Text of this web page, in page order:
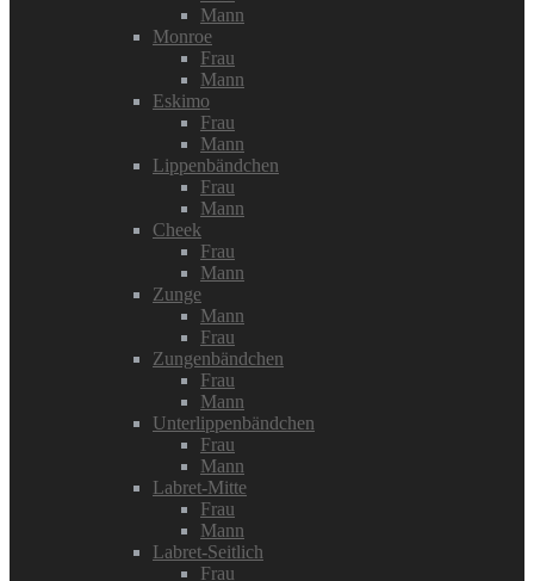
Mann
Monroe
Frau
Mann
Eskimo
Frau
Mann
Lippenbändchen
Frau
Mann
Cheek
Frau
Mann
Zunge
Mann
Frau
Zungenbändchen
Frau
Mann
Unterlippenbändchen
Frau
Mann
Labret-Mitte
Frau
Mann
Labret-Seitlich
Frau